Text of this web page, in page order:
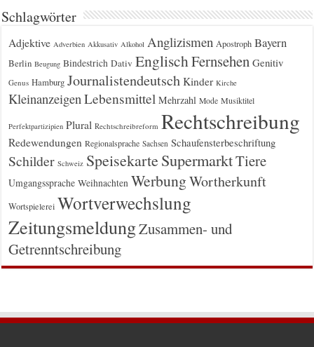
Schlagwörter
Adjektive Adverbien Akkusativ Alkohol Anglizismen Apostroph Bayern
Berlin Beugung Bindestrich Dativ EnglischFernsehen Genitiv
Genus Hamburg Journalistendeutsch Kinder Kirche
KleinanzeigenLebensmittel Mehrzahl Mode Musiktitel
Perfektpartizipien Plural Rechtschreibreform Rechtschreibung
Redewendungen Regionalsprache Sachsen Schaufensterbeschriftung
Schilder Schweiz Speisekarte SupermarktTiere
Umgangssprache Weihnachten WerbungWortherkunft
Wortspielerei Wortverwechslung
ZeitungsmeldungZusammen- und
Getrenntschreibung